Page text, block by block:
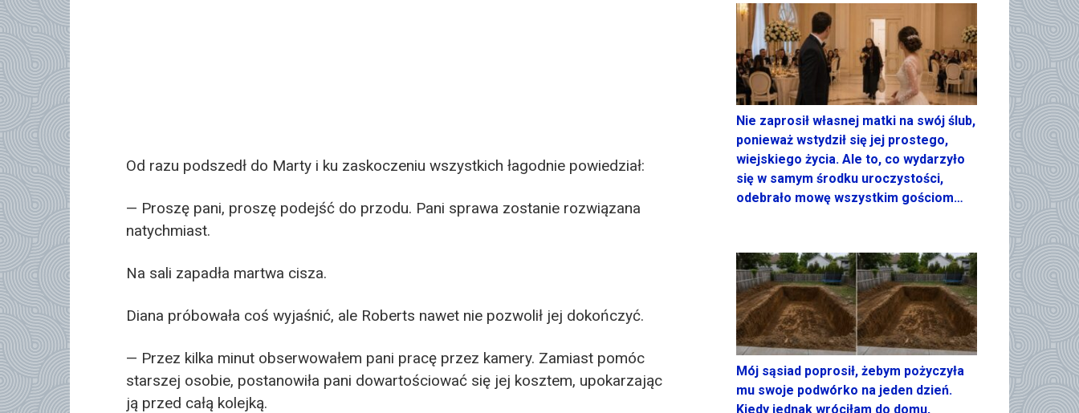
Od razu podszedł do Marty i ku zaskoczeniu wszystkich łagodnie powiedział:
— Proszę pani, proszę podejść do przodu. Pani sprawa zostanie rozwiązana
natychmiast.
Na sali zapadła martwa cisza.
Diana próbowała coś wyjaśnić, ale Roberts nawet nie pozwolił jej dokończyć.
— Przez kilka minut obserwowałem pani pracę przez kamery. Zamiast pomóc
starszej osobie, postanowiła pani dowartościować się jej kosztem, upokarzając
ją przed całą kolejką.
Nie zaprosił własnej matki na swój ślub,
ponieważ wstydził się jej prostego,
wiejskiego życia. Ale to, co wydarzyło
się w samym środku uroczystości,
odebrało mowę wszystkim gościom…
Mój sąsiad poprosił, żebym pożyczyła
mu swoje podwórko na jeden dzień.
Kiedy jednak wróciłam do domu,